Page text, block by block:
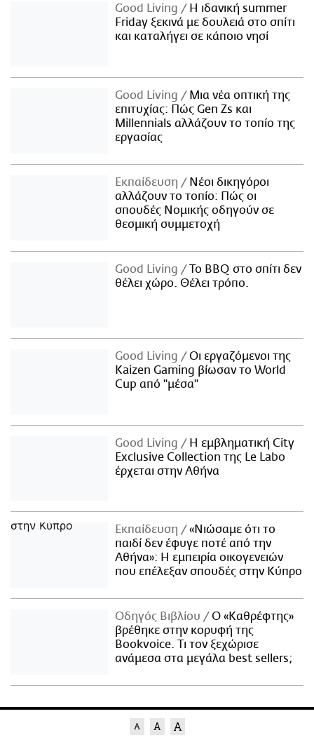
Good Living
Η ιδανική summer
Friday ξεκινά με δουλειά στο σπίτι
και καταλήγει σε κάποιο νησί
Good Living
Μια νέα οπτική της
επιτυχίας: Πώς Gen Zs και
Millennials αλλάζουν το τοπίο της
εργασίας
Εκπαίδευση
Νέοι δικηγόροι
αλλάζουν το τοπίο: Πώς οι
σπουδές Νομικής οδηγούν σε
θεσμική συμμετοχή
Good Living
Το BBQ στο σπίτι δεν
θέλει χώρο. Θέλει τρόπο.
Good Living
Οι εργαζόμενοι της
Kaizen Gaming βίωσαν το World
Cup από "μέσα"
Good Living
Η εμβληματική City
Exclusive Collection της Le Labo
έρχεται στην Αθήνα
Εκπαίδευση
«Νιώσαμε ότι το
παιδί δεν έφυγε ποτέ από την
Αθήνα»: Η εμπειρία οικογενειών
που επέλεξαν σπουδές στην Κύπρο
Οδηγός Βιβλίου
Ο «Καθρέφτης»
βρέθηκε στην κορυφή της
Bookvoice. Τι τον ξεχώρισε
ανάμεσα στα μεγάλα best sellers;